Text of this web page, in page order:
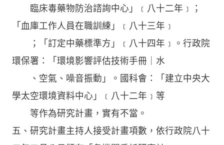
臨床毒藥物防治諮詢中心」﹝八十二年﹞；
「血庫工作人員在職訓練」﹝八十三年﹞
；「訂定中藥標準方」﹝八十四年﹞。行政院
環保署：「環境影響評估技術手冊｜水
、空氣、噪音振動」。國科會：「建立中央大
學太空環境資料中心」﹝八十二年﹞等
等作為研究計畫，實有不當。
五、研究計畫主持人接受計畫項數，依行政院八十